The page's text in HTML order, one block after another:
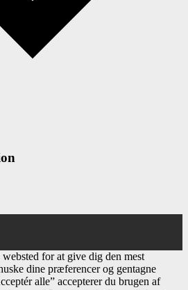
for at give dig den mest
dine præferencer og gentagne
alle” accepterer du brugen af